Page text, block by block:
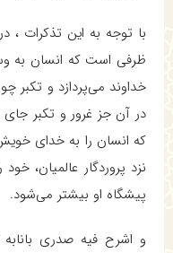
با توجه به این تذکرات
ظرفی است که انسان به
خداوند می‌پردازد و
در آن جز غرور و تکبر
که انسان را به خدای
نزد پروردگار عالمیان،
پیشگاه او بیشتر می‌شود.
و اشرح فیه صدری بانابه